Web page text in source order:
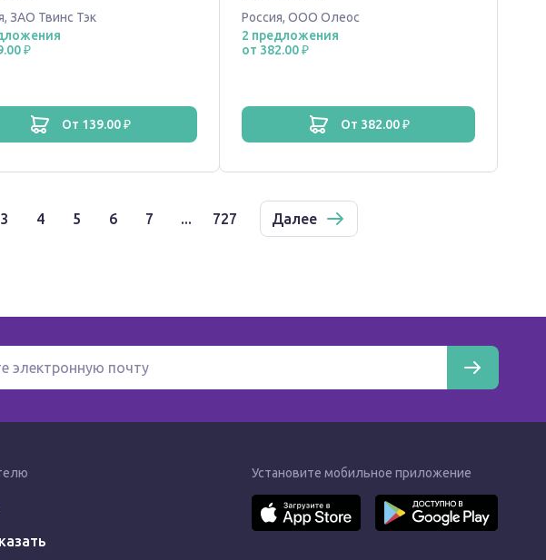
, ЗАО Твинс Тэк
₽
от 139.00 ₽
Россия,ООО Олеос
2 предложения
от 382.00 ₽
от 382.00 ₽
3 4 5 6 7 ... 727 Далее
Установите мобильное приложение